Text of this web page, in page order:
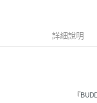
詳細說明
『